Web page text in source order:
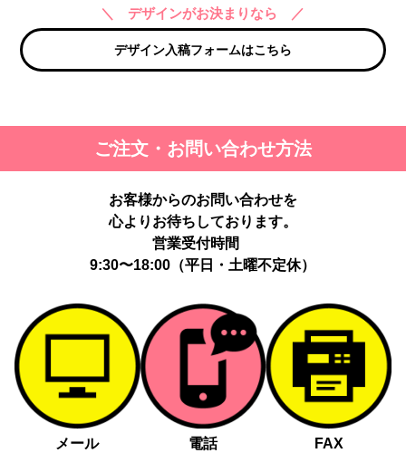
＼ デザインがお決まりなら ／
デザイン入稿フォームはこちら
ご注文・お問い合わせ方法
お客様からのお問い合わせを
心よりお待ちしております。
営業受付時間
9:30〜18:00（平日・土曜不定休）
メール
電話 FAX